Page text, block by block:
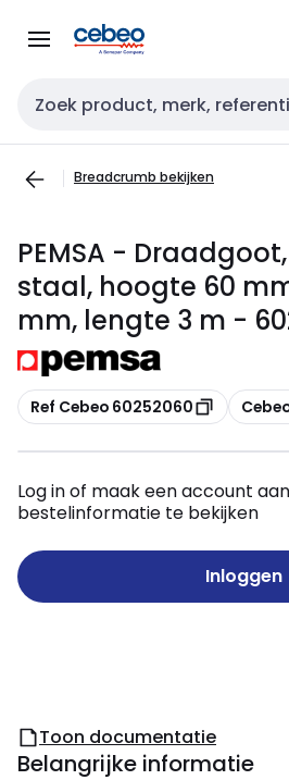
naar
naar
Zoekveld invoer
Breadcrumb bekijken
PEMSA -
staal, hoogte 60
mm, lengte 3 m -
Kopiëren
Ref Cebeo 60252060
Log in of maak een account
bestelinformatie te bekijken
Inloggen
Toon documentatie
Belangrijke informatie